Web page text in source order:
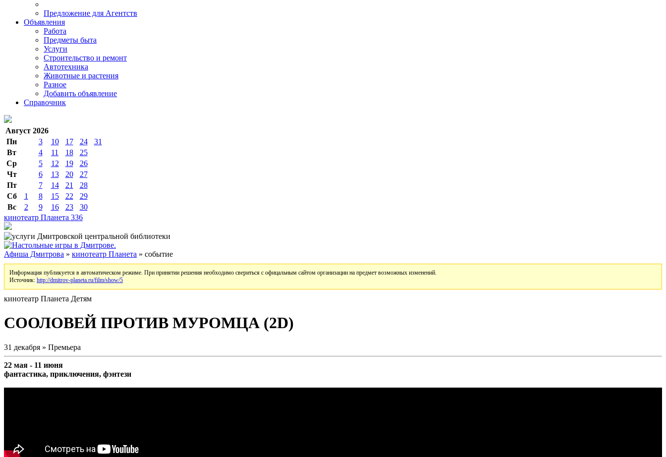
Предложение для Агентств
Объявления
Работа
Предметы быта
Услуги
Строительство и ремонт
Автотехника
Животные и растения
Разное
Добавить объявление
Справочник
Август 2026
Пн
3 10 17 24
31
Вт
4 11 18
25
Ср
5 12 19
26
Чт
6 13 20
27
Пт
7 14 21
28
Сб
1 8 15 22
29
Вс
2 9 16 23
30
кинотеатр Планета 336
Афиша Дмитрова » кинотеатр Планета » событие
Информация публикуется в автоматическом режиме. При принятии решения необходимо свериться с офицальным сайтом организации на предмет возможных изменений.
Источник: http://dmitrov-planeta.ru/film/show/5
кинотеатр Планета Детям
СООЛОВЕЙ ПРОТИВ МУРОМЦА (2D)
31 декабря » Премьера
22 мая - 11 июня
фантастика, приключения, фэнтези